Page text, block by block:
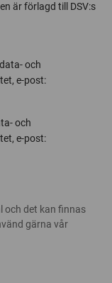
är förlagd till DSV:s
och
e-post:
och
e-post:
och det kan finnas
gärna vår